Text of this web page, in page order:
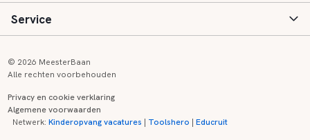
Voortgezet onderwijs
Kinderopvang
Vacatures
Zij-instroom informatie
Inloggen
Registreren
Service
Onderwijs links
© 2026 MeesterBaan
Alle rechten voorbehouden
Privacy en cookie verklaring
Algemene voorwaarden
Netwerk:Kinderopvang vacatures | Toolshero |Educruit